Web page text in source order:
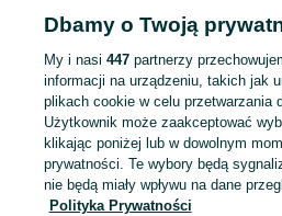
KATEGORIA
Mapa kategorii
Mapa miejscowości
Dbamy o Twoją
My i nasi 447partnerzy
informacji na urządzeniu, takich jak
plikach cookie w celu przetwarzania
Użytkownik może zaakceptować
klikając poniżej lub w dowolnym
prywatności. Te wybory będą
nie będą miały wpływu na dane
Polityka Prywatności